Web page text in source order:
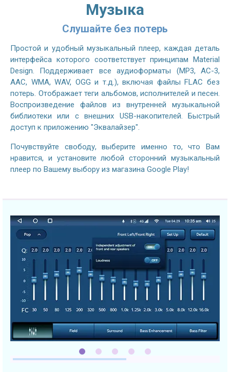
Музыка
Слушайте без потерь
Простой и удобный музыкальный плеер, каждая деталь
интерфейса которого соответствует принципам Material
Design. Поддерживает все аудиоформаты (MP3, AC-3,
AAC, WMA, WAV, OGG и т.д.), включая файлы FLAC без
потерь. Отображает теги альбомов, исполнителей и песен.
Воспроизведение файлов из внутренней музыкальной
библиотеки или с внешних USB-накопителей. Быстрый
доступ к приложению "Эквалайзер".
Почувствуйте свободу, выберите именно то, что Вам
нравится, и установите любой сторонний музыкальный
плеер по Вашему выбору из магазина Google Play!